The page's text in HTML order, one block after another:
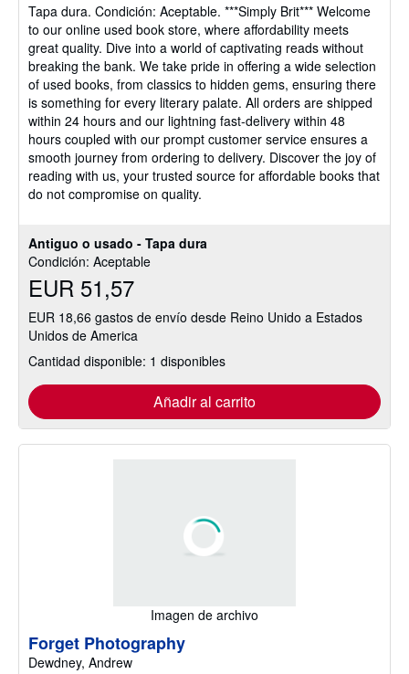
Antiguo o usado - Tapa dura
Condición: Aceptable
EUR 51,57
EUR 18,66 gastos de envío desde Reino Unido a Estados
Unidos de America
Cantidad disponible: 1 disponibles
Añadir al carrito
4
de
5
estrellas
Tapa dura. Condición: Aceptable. ***Simply Brit*** Welcome
to our online used book store, where affordability meets
great quality. Dive into a world of captivating reads without
breaking the bank. We take pride in offering a wide selection
of used books, from classics to hidden gems, ensuring there
is something for every literary palate. All orders are shipped
within 24 hours and our lightning fast-delivery within 48
hours coupled with our prompt customer service ensures a
smooth journey from ordering to delivery. Discover the joy of
reading with us, your trusted source for affordable books that
do not compromise on quality.
Imagen de archivo
Forget Photography
Dewdney, Andrew